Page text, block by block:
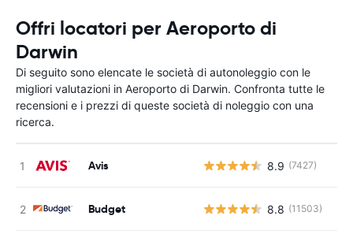
Offri locatori per Aeroporto di
Darwin
Di seguito sono elencate le società di autonoleggio con le
migliori valutazioni in Aeroporto di Darwin. Confronta tutte le
recensioni e i prezzi di queste società di noleggio con una
ricerca.
Avis 8.9 (7427)
Budget 8.8 (11503)